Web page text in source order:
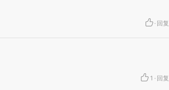
· 回复
1 · 回复